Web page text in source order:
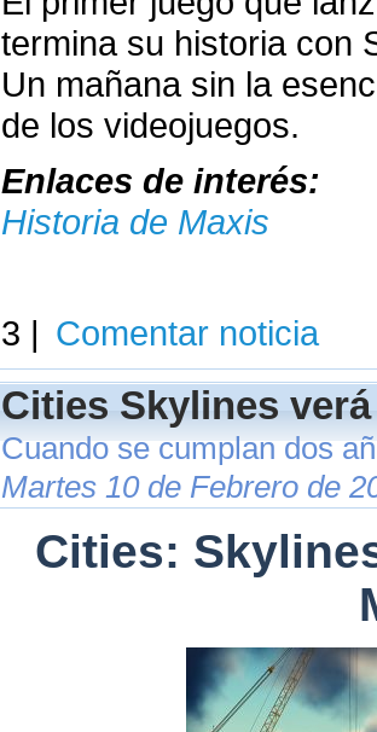
termina su historia con
Un mañana sin la
de los videojuegos.
Enlaces de interés:
Historia de Maxis
3 | Comentar noticia
Cities Skylines
Cuando se cumplan dos
Martes 10 de Febrero de
Cities: